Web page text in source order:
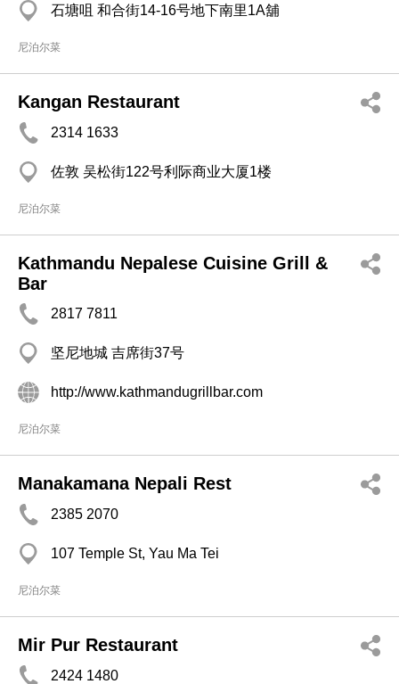
石塘咀 和合街14-16号地下南里1A舖
尼泊尔菜
Kangan Restaurant
2314 1633
佐敦 吴松街122号利际商业大厦1楼
尼泊尔菜
Kathmandu Nepalese Cuisine Grill &
Bar
2817 7811
坚尼地城 吉席街37号
http://www.kathmandugrillbar.com
尼泊尔菜
Manakamana Nepali Rest
2385 2070
107 Temple St, Yau Ma Tei
尼泊尔菜
Mir Pur Restaurant
2424 1480